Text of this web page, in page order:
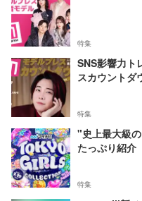
特集
SNS影響力ト
スカウントダ
特集
"史上最大級
たっぷり紹介
特集